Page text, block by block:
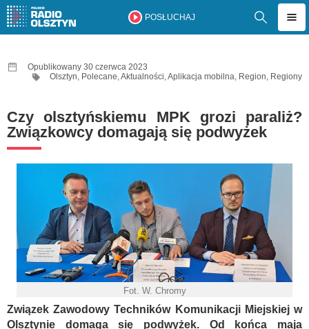
POSŁUCHAJ
Opublikowany 30 czerwca 2023
Olsztyn, Polecane,Aktualności,Aplikacja mobilna, Region, Regiony
Czy olsztyńskiemu MPK grozi paraliż?
Związkowcy domagają się podwyżek
Fot. W. Chromy
Związek Zawodowy Techników Komunikacji Miejskiej w
Olsztynie domaga się podwyżek. Od końca maja